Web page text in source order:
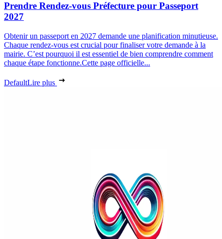
Prendre Rendez-vous Préfecture pour Passeport
2027
Obtenir un passeport en 2027 demande une planification minutieuse.
Chaque rendez-vous est crucial pour finaliser votre demande à la
mairie. C’est pourquoi il est essentiel de bien comprendre comment
chaque étape fonctionne.Cette page officielle...
DefaultLire plus